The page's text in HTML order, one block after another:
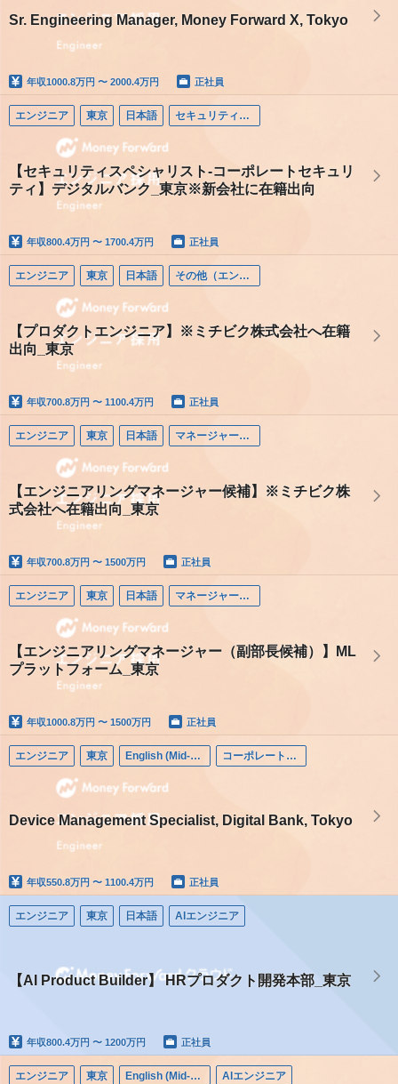
Sr. Engineering Manager, Money Forward X, Tokyo
年収1000.8万円 〜 2000.4万円 正社員
エンジニア 東京 日本語 セキュリティエンジニア
【セキュリティスペシャリスト-コーポレートセキュリ
ティ】デジタルバンク_東京※新会社に在籍出向
年収800.4万円 〜 1700.4万円 正社員
エンジニア 東京 日本語 その他（エンジニア）
【プロダクトエンジニア】※ミチビク株式会社へ在籍
出向_東京
年収700.8万円 〜 1100.4万円 正社員
エンジニア 東京 日本語 マネージャー（エンジニア）
【エンジニアリングマネージャー候補】※ミチビク株
式会社へ在籍出向_東京
年収700.8万円 〜 1500万円 正社員
エンジニア 東京 日本語 マネージャー（エンジニア）
【エンジニアリングマネージャー（副部長候補）】ML
プラットフォーム_東京
年収1000.8万円 〜 1500万円 正社員
エンジニア 東京 English (Mid-career) コーポレートエンジニア
Device Management Specialist, Digital Bank, Tokyo
年収550.8万円 〜 1100.4万円 正社員
エンジニア 東京 日本語 AIエンジニア
【AI Product Builder】 HRプロダクト開発本部_東京
年収800.4万円 〜 1200万円 正社員
エンジニア 東京 English (Mid-career) AIエンジニア